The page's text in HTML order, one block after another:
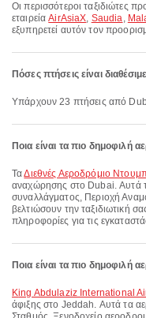
Οι περισσότεροι ταξιδιώτες προς το Jeddah πετούν με την αεροπορική
εταιρείαAirAsiaX, Saudia,
εξυπηρετεί αυτόν τον
Πόσες πτήσεις είναι
Υπάρχουν 23 πτήσεις από
Ποια είναι τα πιο δημοφιλή
ΤαΔιεθνές Αεροδρόμιο
αναχώρησης στο Dubai. Αυτά
συναλλάγματος, Περιοχή
βελτιώσουν την ταξιδιωτική
πληροφορίες για τις
Ποια είναι τα πιο δημοφιλή
King Abdulaziz International
άφιξης στο Jeddah. Αυτά τα